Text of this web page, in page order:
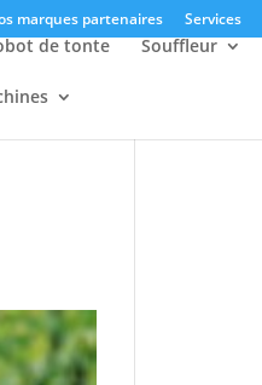
marques partenaires Services
de tonte Souffleur